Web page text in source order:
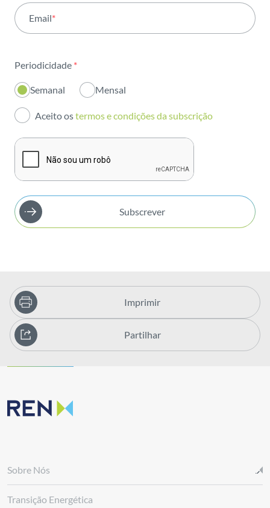
Institucional
Inovação
Investidores
Publicações
Email*
Periodicidade *
Semanal Mensal
Aceito ostermos e condições da subscrição
Subscrever
Imprimir
Partilhar
Sobre Nós
Transição Energética